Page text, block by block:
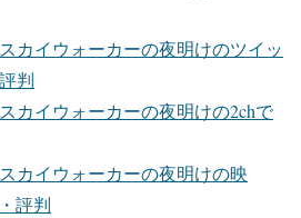
カイウォーカーの夜明けのツイッ
判
カイウォーカーの夜明けの2chで
カイウォーカーの夜明けの映
評判